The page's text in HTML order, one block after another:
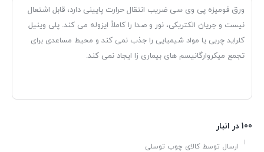
ورق فومیزه پی وی سی ضریب انتقال حرارت پایینی دارد، قابل اشتعال
نیست و جریان الکتریکی، نور و صدا را کاملاً ایزوله می کند. پلی وینیل
کلراید چربی یا مواد شیمیایی را جذب نمی کند و محیط مساعدی برای
تجمع میکروارگانیسم های بیماری زا ایجاد نمی کند.
100 در انبار
ارسال توسط کالای چوب توسلی